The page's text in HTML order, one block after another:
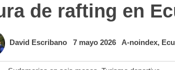
de rafting en
David Escribano 7 mayo 2026 A-noindex,